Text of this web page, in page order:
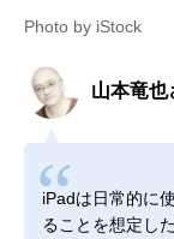
Photo by iStock
山本竜也
iPadは日常的に
ることを想定し